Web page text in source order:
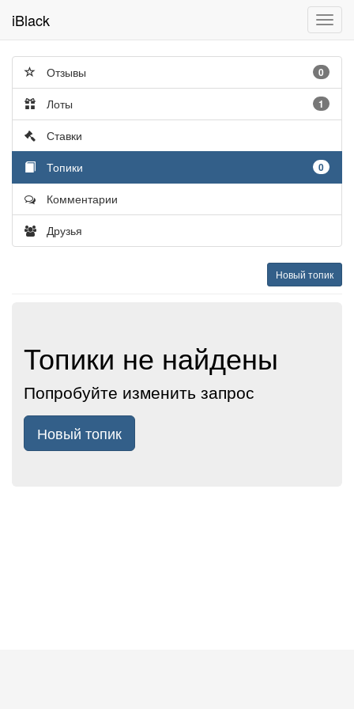
iBlack
Отзывы 0
Лоты 1
Ставки
Топики
0
Комментарии
Друзья
Новый топик
Топики не найдены
Попробуйте изменить запрос
Новый топик